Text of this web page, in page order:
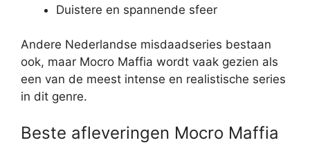
Duistere en spannende sfeer
Andere Nederlandse misdaadseries bestaan
ook, maar Mocro Maffia wordt vaak gezien als
een van de meest intense en realistische series
in dit genre.
Beste afleveringen Mocro Maffia